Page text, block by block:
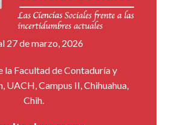
27 de marzo, 2026
la Facultad de Contaduría y
UACH, Campus II, Chihuahua,
Chih.